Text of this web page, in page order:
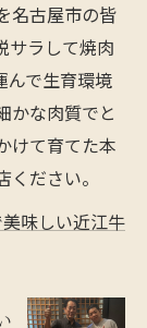
名古屋市の皆
サラして焼肉
んで生育環境
かな肉質でと
けて育てた本
ださい。
味しい近江牛